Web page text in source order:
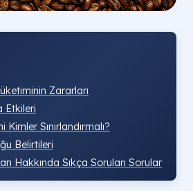
Zararları
Etkileri
Kimler Sınırlandırmalı?
Belirtileri
Hakkında Sıkça Sorulan Sorular